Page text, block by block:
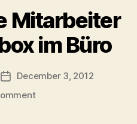
Mitarbeiter
im Büro
PostDecember 3, 2012
on